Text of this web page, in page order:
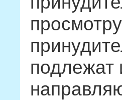
подлежат